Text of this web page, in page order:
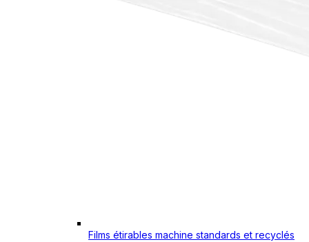
Films étirables machine standards et recyclés